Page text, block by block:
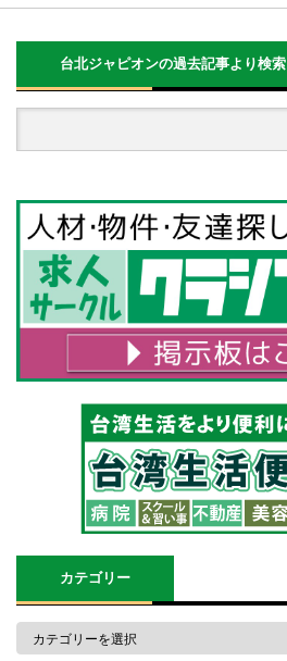
台北ジャピオンの過去記事より検索
カテゴリー